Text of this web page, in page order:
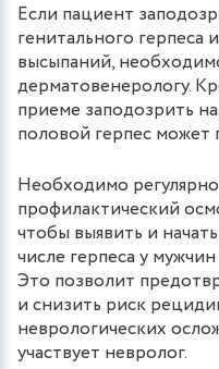
Если пациент
генитального
высыпаний,
дерматовенерологу.
приеме заподозрить
половой герпес может
Необходимо
профилактический
чтобы выявить и
числе герпеса у
Это позволит
и снизить риск
неврологических
участвует невролог.